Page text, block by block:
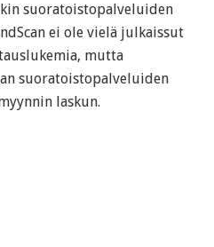
suoratoistopalveluiden
ei ole vielä julkaissut
mutta
suoratoistopalveluiden
laskun.